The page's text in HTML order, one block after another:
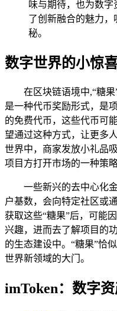
味与期待，也为数
了创新融合的魅力
秘。
数字世界的小惊
在区块链语境中,“糖
是一种代币奖励形式，是
的免费代币，这些代币可
望通过这种方式，让更多
世界中，商家发放小礼品
项目方打开市场的一种策略
一些新兴的去中心化
户基数，会向特定社区或
获取这些“糖果”后，可能
兴趣，进而去了解项目的
的生态建设中。“糖果”恰
世界新领域的大门。
imToken：数字